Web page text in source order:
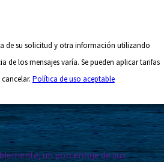
de su solicitud y otra información utilizando
de los mensajes varía. Se pueden aplicar tarifas
Política de uso aceptable
un porcentaje de sus